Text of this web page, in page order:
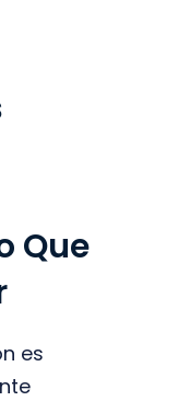
Que
es